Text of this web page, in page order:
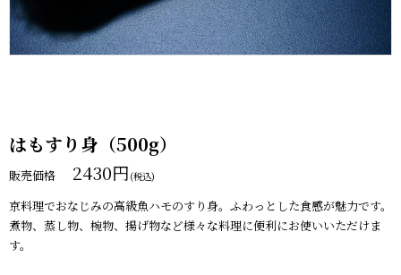
はもすり身（500g）
販売価格 2430円 (税込)
京料理でおなじみの高級魚ハモのすり身。ふわっとした食感が魅力です。
煮物、蒸し物、椀物、揚げ物など様々な料理に便利にお使いいただけま
す。